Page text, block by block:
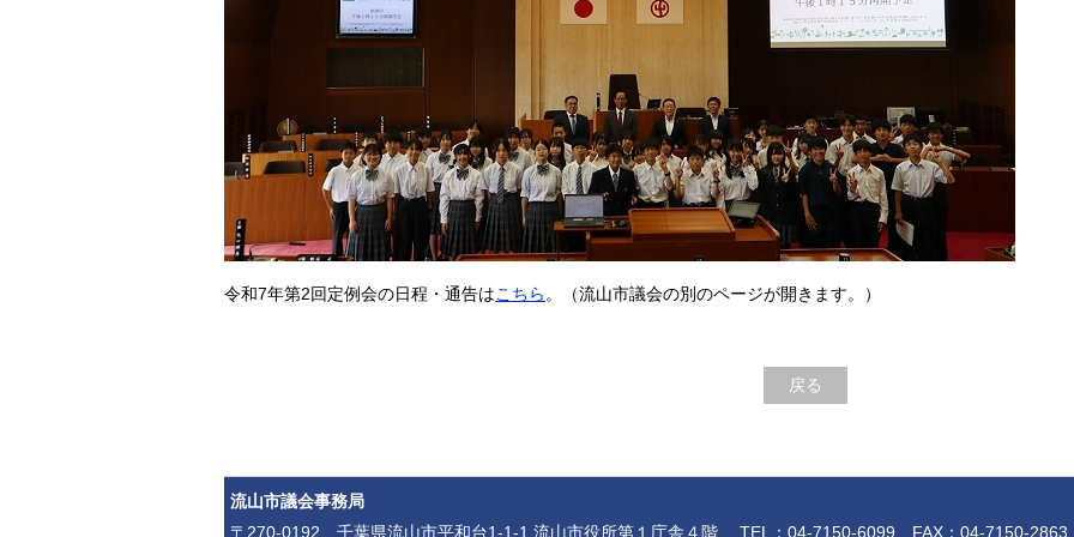
令和7年第2回定例会の日程・通告はこちら。（流山市議会の別のページが開きます。）
戻る
流山市議会事務局
〒270-0192 千葉県流山市平和台1-1-1 流山市役所第１庁舎４階 TEL：04-7150-6099 FAX：04-7150-